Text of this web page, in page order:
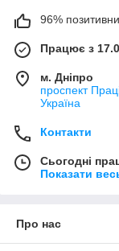
96%
Працює з
м. Дніпро
проспект
Україна
Контакти
Сьогодні
Показати
Про нас